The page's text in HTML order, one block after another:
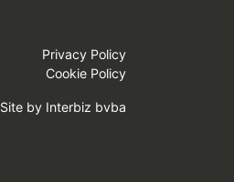
Privacy Policy
Cookie Policy
Site by Interbiz bvba